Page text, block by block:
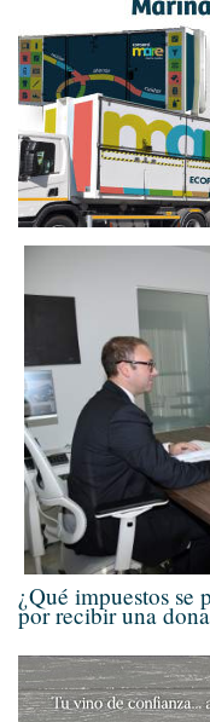
¿Qué impuestos se
por recibir una